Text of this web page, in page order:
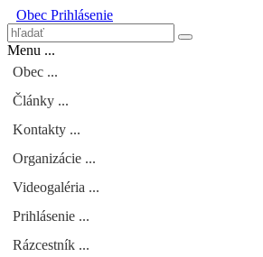
Obec Prihlásenie
Menu ...
Obec ...
Články ...
Kontakty ...
Organizácie ...
Videogaléria ...
Prihlásenie ...
Rázcestník ...